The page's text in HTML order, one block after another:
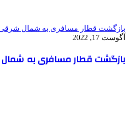
بازگشت قطار مسافری به شمال شرقی
آگوست 17, 2022
بازگشت قطار مسافری به شمال